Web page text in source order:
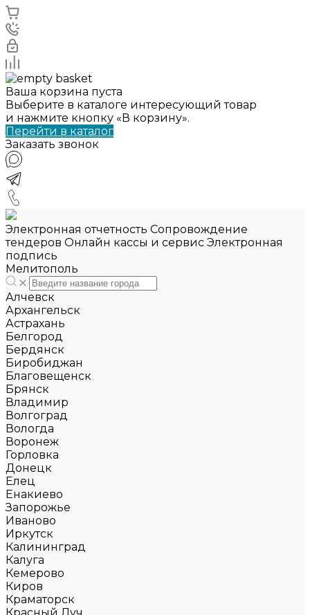
Ваша корзина пуста
Выберите в каталоге интересующий товар
и нажмите кнопку «В корзину».
Перейти в каталог
Заказать звонок
Электронная отчетность Сопровождение
тендеров Онлайн кассы и сервис Электронная
подпись
Мелитополь
Алчевск
Архангельск
Астрахань
Белгород
Бердянск
Биробиджан
Благовещенск
Брянск
Владимир
Волгоград
Вологда
Воронеж
Горловка
Донецк
Елец
Енакиево
Запорожье
Иваново
Иркутск
Калининград
Калуга
Кемерово
Киров
Краматорск